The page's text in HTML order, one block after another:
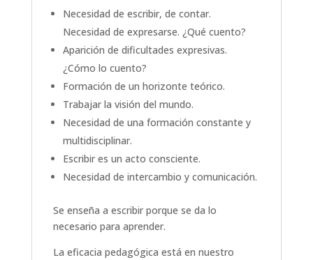
Necesidad de escribir, de contar.
Necesidad de expresarse. ¿Qué cuento?
Aparición de dificultades expresivas.
¿Cómo lo cuento?
Formación de un horizonte teórico.
Trabajar la visión del mundo.
Necesidad de una formación constante y
multidisciplinar.
Escribir es un acto consciente.
Necesidad de intercambio y comunicación.
Se enseña a escribir porque se da lo
necesario para aprender.
La eficacia pedagógica está en nuestro